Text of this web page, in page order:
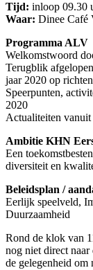
Tijd: inloop 09.30
Waar: Dinee Café
Programma ALV
Welkomstwoord
Terugblik
jaar 2020 op
Speerpunten,
2020
Actualiteiten
Ambitie KHN
Een
diversiteit en
Beleidsplan /
Eerlijk speelveld,
Duurzaamheid
Rond de klok van
nog niet direct
de gelegenheid om